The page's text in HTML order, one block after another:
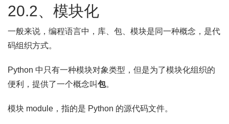
20.2、模块化
一般来说，编程语言中，库、包、模块是同一种概念，是代
码组织方式。
Python 中只有一种模块对象类型，但是为了模块化组织的
便利，提供了一个概念叫包。
模块 module，指的是 Python 的源代码文件。